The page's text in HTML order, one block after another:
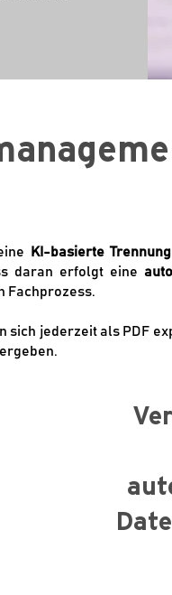
KI-basierte Trennung
daran erfolgt eine
Fachprozess.
sich jederzeit als PDF